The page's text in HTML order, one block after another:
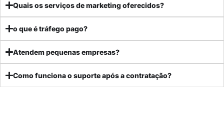
Quais os serviços de marketing oferecidos?
o que é tráfego pago?
Atendem pequenas empresas?
Como funciona o suporte após a contratação?